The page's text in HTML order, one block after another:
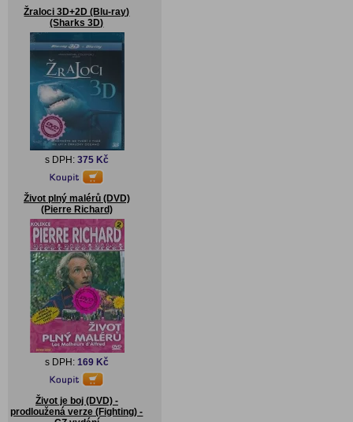
Žraloci 3D+2D (Blu-ray)
(Sharks 3D)
s DPH: 375 Kč
Život plný malérů (DVD)
(Pierre Richard)
s DPH: 169 Kč
Život je boj (DVD) -
prodloužená verze (Fighting) -